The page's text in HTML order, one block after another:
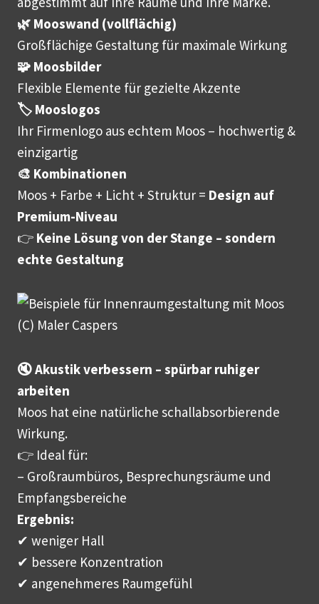
🌿 Mooswand (vollflächig)
Großflächige Gestaltung für maximale Wirkung
🧩 Moosbilder
Flexible Elemente für gezielte Akzente
🏷️ Mooslogos
Ihr Firmenlogo aus echtem Moos – hochwertig &
einzigartig
🎨 Kombinationen
Moos + Farbe + Licht + Struktur = Design auf
Premium-Niveau
👉 Keine Lösung von der Stange – sondern
echte Gestaltung
🔇 Akustik verbessern – spürbar ruhiger
arbeiten
Moos hat eine natürliche schallabsorbierende
Wirkung.
👉 Ideal für:
– Großraumbüros, Besprechungsräume und
Empfangsbereiche
Ergebnis:
✔ weniger Hall
✔ bessere Konzentration
✔ angenehmeres Raumgefühl